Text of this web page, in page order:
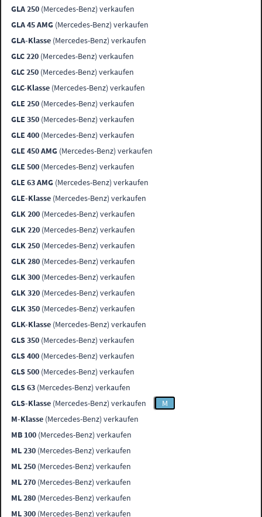
GLA 250 (Mercedes-Benz) verkaufen
GLA 45 AMG (Mercedes-Benz) verkaufen
GLA-Klasse (Mercedes-Benz) verkaufen
GLC 220 (Mercedes-Benz) verkaufen
GLC 250 (Mercedes-Benz) verkaufen
GLC-Klasse (Mercedes-Benz) verkaufen
GLE 250 (Mercedes-Benz) verkaufen
GLE 350 (Mercedes-Benz) verkaufen
GLE 400 (Mercedes-Benz) verkaufen
GLE 450 AMG (Mercedes-Benz) verkaufen
GLE 500 (Mercedes-Benz) verkaufen
GLE 63 AMG (Mercedes-Benz) verkaufen
GLE-Klasse (Mercedes-Benz) verkaufen
GLK 200 (Mercedes-Benz) verkaufen
GLK 220 (Mercedes-Benz) verkaufen
GLK 250 (Mercedes-Benz) verkaufen
GLK 280 (Mercedes-Benz) verkaufen
GLK 300 (Mercedes-Benz) verkaufen
GLK 320 (Mercedes-Benz) verkaufen
GLK 350 (Mercedes-Benz) verkaufen
GLK-Klasse (Mercedes-Benz) verkaufen
GLS 350 (Mercedes-Benz) verkaufen
GLS 400 (Mercedes-Benz) verkaufen
GLS 500 (Mercedes-Benz) verkaufen
GLS 63 (Mercedes-Benz) verkaufen
GLS-Klasse (Mercedes-Benz) verkaufen
M
M-Klasse (Mercedes-Benz) verkaufen
MB 100 (Mercedes-Benz) verkaufen
ML 230 (Mercedes-Benz) verkaufen
ML 250 (Mercedes-Benz) verkaufen
ML 270 (Mercedes-Benz) verkaufen
ML 280 (Mercedes-Benz) verkaufen
ML 300 (Mercedes-Benz) verkaufen